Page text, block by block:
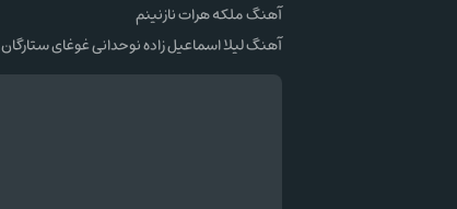
آهنگ ملکه هرات نازنینم
آهنگ لیلا اسماعیل زاده نوحدانی غوغای ستارگان